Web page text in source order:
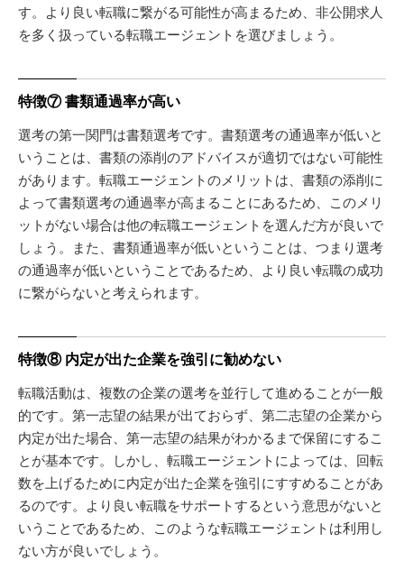
す。より良い転職に繋がる可能性が高まるため、非公開求人
を多く扱っている転職エージェントを選びましょう。
特徴⑦ 書類通過率が高い
選考の第一関門は書類選考です。書類選考の通過率が低いと
いうことは、書類の添削のアドバイスが適切ではない可能性
があります。転職エージェントのメリットは、書類の添削に
よって書類選考の通過率が高まることにあるため、このメリ
ットがない場合は他の転職エージェントを選んだ方が良いで
しょう。また、書類通過率が低いということは、つまり選考
の通過率が低いということであるため、より良い転職の成功
に繋がらないと考えられます。
特徴⑧ 内定が出た企業を強引に勧めない
転職活動は、複数の企業の選考を並行して進めることが一般
的です。第一志望の結果が出ておらず、第二志望の企業から
内定が出た場合、第一志望の結果がわかるまで保留にするこ
とが基本です。しかし、転職エージェントによっては、回転
数を上げるために内定が出た企業を強引にすすめることがあ
るのです。より良い転職をサポートするという意思がないと
いうことであるため、このような転職エージェントは利用し
ない方が良いでしょう。